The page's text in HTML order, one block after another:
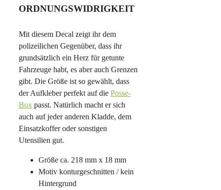
ORDNUNGSWIDRIGKEIT
Mit diesem Decal zeigt ihr dem
polizeilichen Gegenüber, dass ihr
grundsätzlich ein Herz für getunte
Fahrzeuge habt, es aber auch Grenzen
gibt. Die Größe ist so gewählt, dass
der Aufkleber perfekt auf die Posse-
Box passt. Natürlich macht er sich
auch auf jeder anderen Kladde, dem
Einsatzkoffer oder sonstigen
Utensilien gut.
Größe ca. 218 mm x 18 mm
Motiv konturgeschnitten / kein
Hintergrund